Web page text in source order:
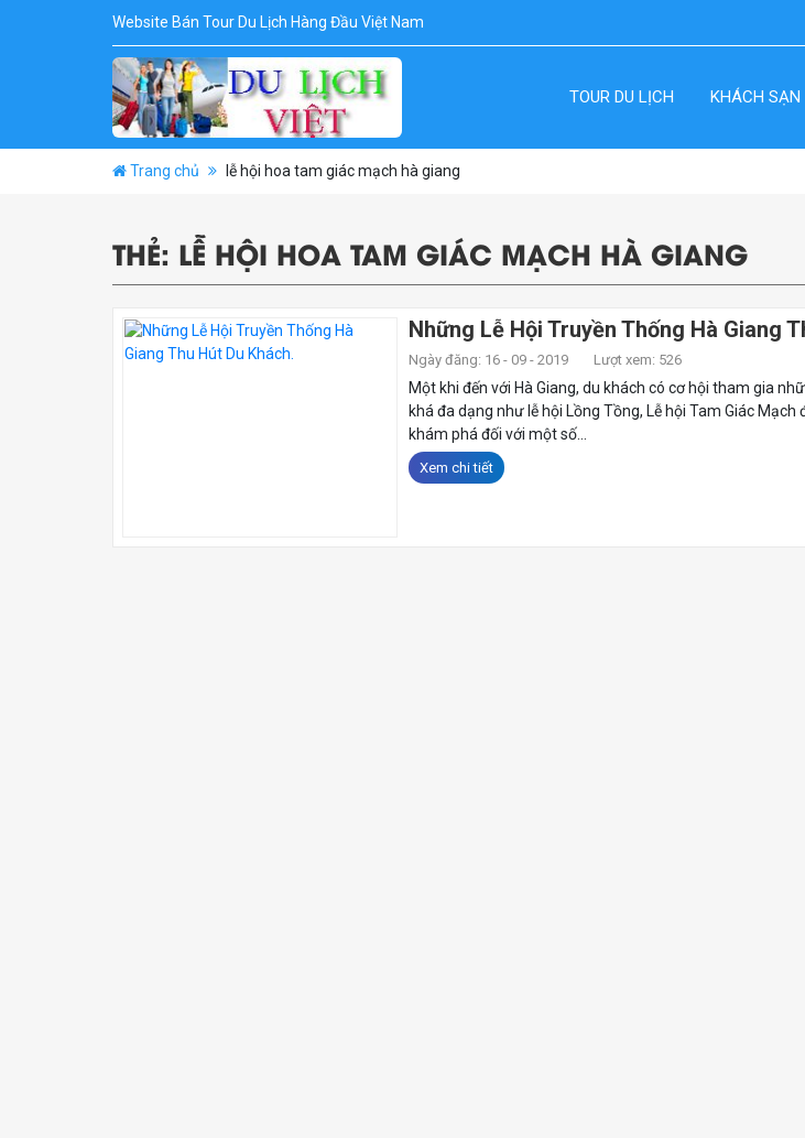
Website Bán Tour Du Lịch Hàng Đầu Việt Nam
TOUR DU LỊCH KHÁCH SẠN
Trang chủ lễ hội hoa tam giác mạch hà giang
THẺ: LỄ HỘI HOA TAM GIÁC MẠCH HÀ GIANG
Những Lễ Hội Truyền Thống Hà Giang
Ngày đăng: 16 - 09 - 2019 Lượt xem: 526
Một khi đến với Hà Giang, du khách có cơ hội tham gia
khá đa dạng như lễ hội Lồng Tồng, Lễ hội Tam Giác Mạch
khám phá đối với một số...
Xem chi tiết